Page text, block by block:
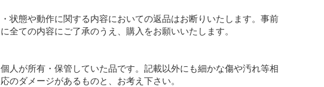
・状態や動作に関する内容においての返品はお断りいたします。事前
に全ての内容にご了承のうえ、購入をお願いいたします。
個人が所有・保管していた品です。記載以外にも細かな傷や汚れ等相
応のダメージがあるものと、お考え下さい。